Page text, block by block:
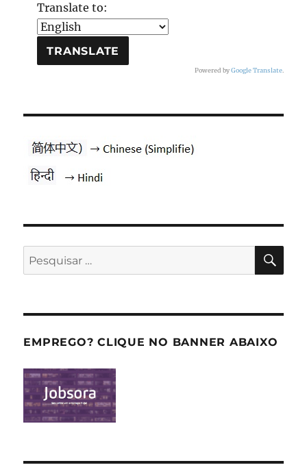
Translate to:
Powered byGoogle Translate.
Pesquisar
por:
EMPREGO? CLIQUE NO BANNER ABAIXO